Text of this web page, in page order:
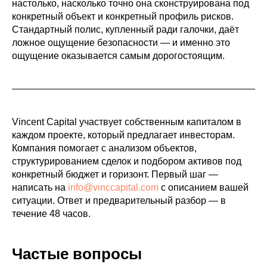
настолько, насколько точно она сконструирована под
конкретный объект и конкретный профиль рисков.
Стандартный полис, купленный ради галочки, даёт
ложное ощущение безопасности — и именно это
ощущение оказывается самым дорогостоящим.
Vincent Capital участвует собственным капиталом в
каждом проекте, который предлагает инвесторам.
Компания помогает с анализом объектов,
структурированием сделок и подбором активов под
конкретный бюджет и горизонт. Первый шаг —
написать на info@vinccapital.com с описанием вашей
ситуации. Ответ и предварительный разбор — в
течение 48 часов.
Частые вопросы